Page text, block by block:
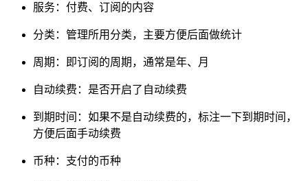
服务：付费、订阅的内容
分类：管理所用分类，主要方便后面做统计
周期：即订阅的周期，通常是年、月
自动续费：是否开启了自动续费
到期时间：如果不是自动续费的，标注一下到期时间，
方便后面手动续费
币种：支付的币种